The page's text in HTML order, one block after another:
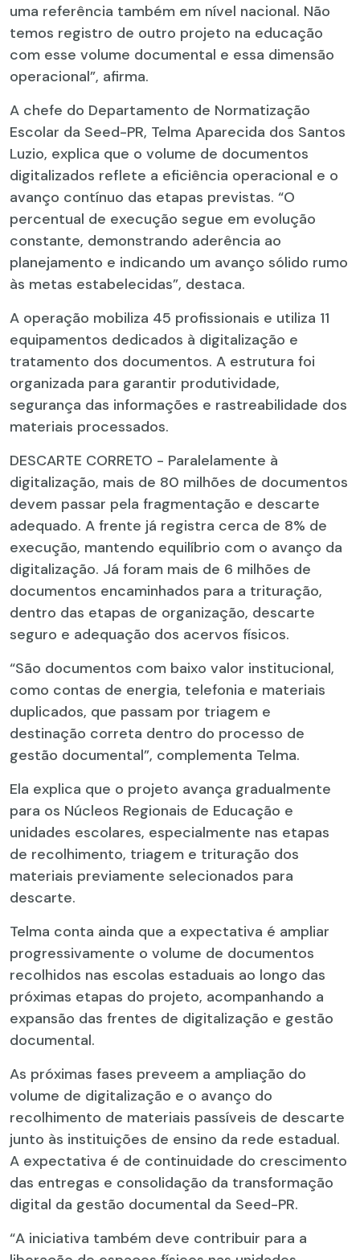
uma referência também em nível nacional. Não
temos registro de outro projeto na educação
com esse volume documental e essa dimensão
operacional”, afirma.
A chefe do Departamento de Normatização
Escolar da Seed-PR, Telma Aparecida dos Santos
Luzio, explica que o volume de documentos
digitalizados reflete a eficiência operacional e o
avanço contínuo das etapas previstas. “O
percentual de execução segue em evolução
constante, demonstrando aderência ao
planejamento e indicando um avanço sólido rumo
às metas estabelecidas”, destaca.
A operação mobiliza 45 profissionais e utiliza 11
equipamentos dedicados à digitalização e
tratamento dos documentos. A estrutura foi
organizada para garantir produtividade,
segurança das informações e rastreabilidade dos
materiais processados.
DESCARTE CORRETO - Paralelamente à
digitalização, mais de 80 milhões de documentos
devem passar pela fragmentação e descarte
adequado. A frente já registra cerca de 8% de
execução, mantendo equilíbrio com o avanço da
digitalização. Já foram mais de 6 milhões de
documentos encaminhados para a trituração,
dentro das etapas de organização, descarte
seguro e adequação dos acervos físicos.
“São documentos com baixo valor institucional,
como contas de energia, telefonia e materiais
duplicados, que passam por triagem e
destinação correta dentro do processo de
gestão documental”, complementa Telma.
Ela explica que o projeto avança gradualmente
para os Núcleos Regionais de Educação e
unidades escolares, especialmente nas etapas
de recolhimento, triagem e trituração dos
materiais previamente selecionados para
descarte.
Telma conta ainda que a expectativa é ampliar
progressivamente o volume de documentos
recolhidos nas escolas estaduais ao longo das
próximas etapas do projeto, acompanhando a
expansão das frentes de digitalização e gestão
documental.
As próximas fases preveem a ampliação do
volume de digitalização e o avanço do
recolhimento de materiais passíveis de descarte
junto às instituições de ensino da rede estadual.
A expectativa é de continuidade do crescimento
das entregas e consolidação da transformação
digital da gestão documental da Seed-PR.
“A iniciativa também deve contribuir para a